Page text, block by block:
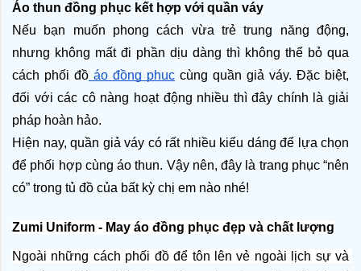
Áo thun đồng phục kết hợp với quần váy
Nếu bạn muốn phong cách vừa trẻ trung năng động,
nhưng không mất đi phần dịu dàng thì không thể bỏ qua
cách phối đồ áo đồng phục cùng quần giả váy. Đặc biệt,
đối với các cô nàng hoạt động nhiều thì đây chính là giải
pháp hoàn hảo.
Hiện nay, quần giả váy có rất nhiều kiểu dáng để lựa chọn
để phối hợp cùng áo thun. Vậy nên, đây là trang phục “nên
có” trong tủ đồ của bất kỳ chị em nào nhé!
Zumi Uniform - May áo đồng phục đẹp và chất lượng
Ngoài những cách phối đồ để tôn lên vẻ ngoài lịch sự và